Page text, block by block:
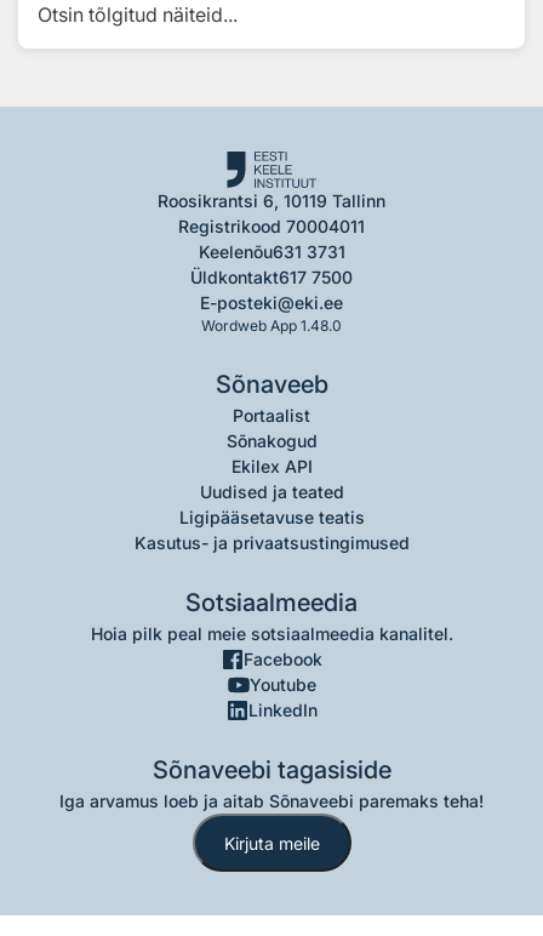
Otsin tõlgitud näiteid...
Roosikrantsi 6, 10119 Tallinn
Registrikood 70004011
Keelenõu631 3731
Üldkontakt617 7500
E-posteki@eki.ee
Wordweb App 1.48.0
Sõnaveeb
Portaalist
Sõnakogud
Ekilex API
Uudised ja teated
Ligipääsetavuse teatis
Kasutus- ja privaatsustingimused
Sotsiaalmeedia
Hoia pilk peal meie sotsiaalmeedia kanalitel.
Facebook
Youtube
LinkedIn
Sõnaveebi tagasiside
Iga arvamus loeb ja aitab Sõnaveebi paremaks teha!
Kirjuta meile